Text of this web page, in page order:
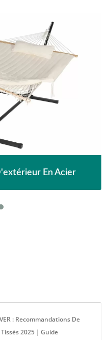
En Acier
: Recommandations De
2025｜Guide